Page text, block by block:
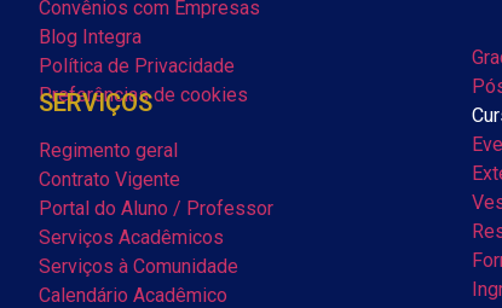
Convênios com Empresas
Blog Integra
Política de Privacidade
Preferências de cookies
SERVIÇOS
Regimento geral
Contrato Vigente
Portal do Aluno / Professor
Serviços Acadêmicos
Serviços à Comunidade
Calendário Acadêmico